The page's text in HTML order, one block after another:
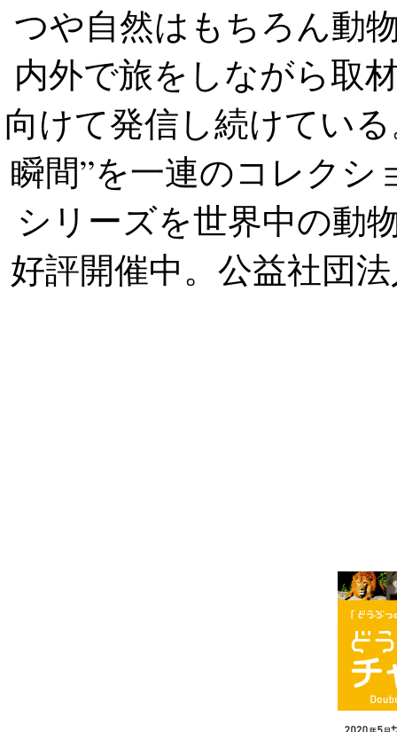
つや自然はもちろん動
内外で旅をしながら取
向けて発信し続けてい
瞬間”を一連のコレクシ
シリーズを世界中の動
好評開催中。公益社団